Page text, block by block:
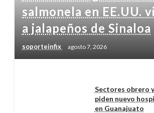
salmonela en EE.UU.
a jalapeños de Sinaloa
soporteinfix agosto 7, 2026
Sectores obrero
piden nuevo
en Guanajuato